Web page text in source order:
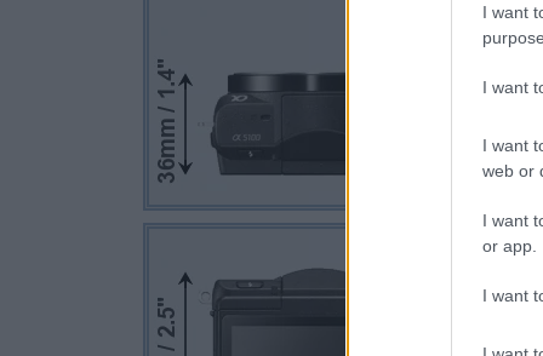
I want
I want
I want
web or
I want
or app.
I want